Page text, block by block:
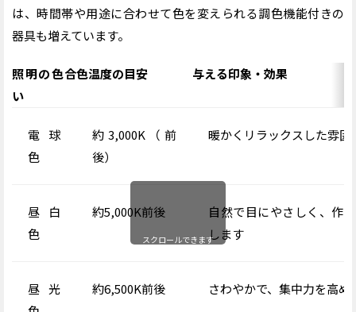
は、時間帯や用途に合わせて色を変えられる調色機能付きの
器具も増えています。
照明の色合
い
色温度の目安 与える印象・効果
電球
色
約3,000K （前
後）
暖かくリラックスした雰囲
昼白
色
約5,000K前後
自然で目にやさしく、作
します
昼光
約6,500K前後 さわやかで、集中力を高め
スクロールできます